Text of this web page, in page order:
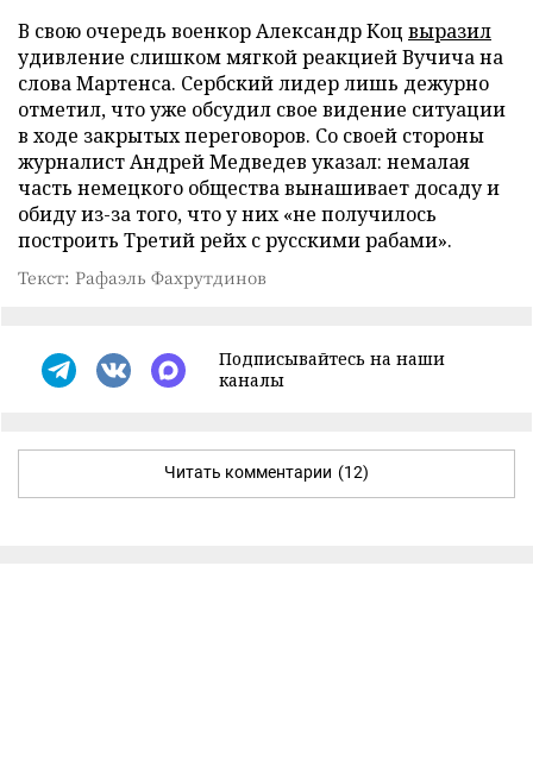
В свою очередь военкор Александр Коц выразил
удивление слишком мягкой реакцией Вучича на
слова Мартенса. Сербский лидер лишь дежурно
отметил, что уже обсудил свое видение ситуации
в ходе закрытых переговоров. Со своей стороны
журналист Андрей Медведев указал: немалая
часть немецкого общества вынашивает досаду и
обиду из-за того, что у них «не получилось
построить Третий рейх с русскими рабами».
Текст: Рафаэль Фахрутдинов
Подписывайтесь на наши
каналы
Читать комментарии (12)